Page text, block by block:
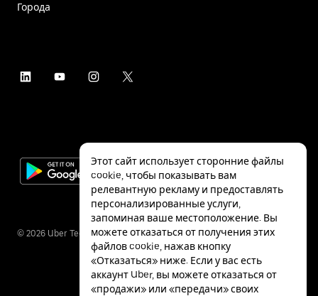
Города
© 2026 Uber Technologies Inc.
Этот сайт использует сторонние файлы
cookie, чтобы показывать вам
релевантную рекламу и предоставлять
персонализированные услуги,
запоминая ваше местоположение. Вы
можете отказаться от получения этих
файлов cookie, нажав кнопку
«Отказаться» ниже. Если у вас есть
аккаунт Uber, вы можете отказаться от
«продажи» или «передачи» своих